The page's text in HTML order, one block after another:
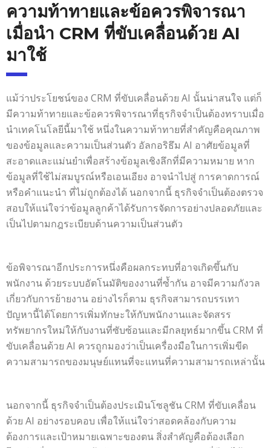
ความท้าทายและข้อควรพิจารณา
เมื่อนำ CRM ที่ขับเคลื่อนด้วย AI
มาใช้
แม้ว่าประโยชน์ของ CRM ที่ขับเคลื่อนด้วย AI นั้นน่าสนใจ แต่ก็
มีความท้าทายและข้อควรพิจารณาที่ธุรกิจจำเป็นต้องทราบเมื่อ
นำเทคโนโลยีนี้มาใช้ หนึ่งในความท้าทายที่สำคัญคือคุณภาพ
ของข้อมูลและความเป็นส่วนตัว อัลกอริธึม AI อาศัยข้อมูลที่
สะอาดและแม่นยำเพื่อสร้างข้อมูลเชิงลึกที่มีความหมาย หาก
ข้อมูลที่ใช้ไม่สมบูรณ์หรือเอนเอียง อาจนำไปสู่ การคาดการณ์
หรือคำแนะนำ ที่ไม่ถูกต้องได้ นอกจากนี้ ธุรกิจจำเป็นต้องตรวจ
สอบให้แน่ใจว่าข้อมูลลูกค้าได้รับการจัดการอย่างปลอดภัยและ
เป็นไปตามกฎระเบียบด้านความเป็นส่วนตัว
ข้อพิจารณาอีกประการหนึ่งคือผลกระทบที่อาจเกิดขึ้นกับ
พนักงาน ด้วยระบบอัตโนมัติของงานที่ซ้ำกัน อาจมีความกังวล
เกี่ยวกับการย้ายงาน อย่างไรก็ตาม ธุรกิจสามารถบรรเทา
ปัญหานี้ได้โดยการเพิ่มทักษะให้กับพนักงานและจัดสรร
ทรัพยากรใหม่ให้กับงานที่ซับซ้อนและมีกลยุทธ์มากขึ้น CRM ที่
ขับเคลื่อนด้วย AI ควรถูกมองว่าเป็นเครื่องมือในการเพิ่มขีด
ความสามารถของมนุษย์แทนที่จะแทนที่ความสามารถเหล่านั้น
นอกจากนี้ ธุรกิจจำเป็นต้องประเมินโซลูชัน CRM ที่ขับเคลื่อน
ด้วย AI อย่างรอบคอบ เพื่อให้แน่ใจว่าสอดคล้องกับความ
ต้องการและเป้าหมายเฉพาะของตน สิ่งสำคัญคือต้องเลือก